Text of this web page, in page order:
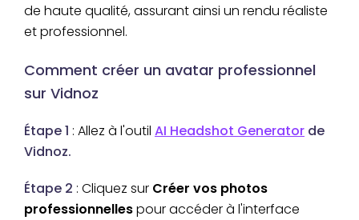
de haute qualité, assurant ainsi un rendu réaliste
et professionnel.
Comment créer un avatar professionnel
sur Vidnoz
Étape 1 : Allez à l'outil AI Headshot Generator de
Vidnoz.
Étape 2 : Cliquez sur Créer vos photos
professionnellespour accéder à l'interface